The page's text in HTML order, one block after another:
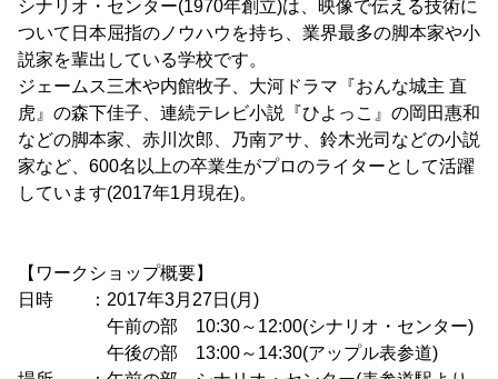
シナリオ・センター(1970年創立)は、映像で伝える技術に
ついて日本屈指のノウハウを持ち、業界最多の脚本家や小
説家を輩出している学校です。
ジェームス三木や内館牧子、大河ドラマ『おんな城主 直
虎』の森下佳子、連続テレビ小説『ひよっこ』の岡田惠和
などの脚本家、赤川次郎、乃南アサ、鈴木光司などの小説
家など、600名以上の卒業生がプロのライターとして活躍
しています(2017年1月現在)。
【ワークショップ概要】
日時 ：2017年3月27日(月)
午前の部 10:30～12:00(シナリオ・センター)
午後の部 13:00～14:30(アップル表参道)